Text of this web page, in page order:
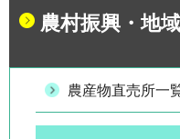
農村振興・地
農産物直売所一